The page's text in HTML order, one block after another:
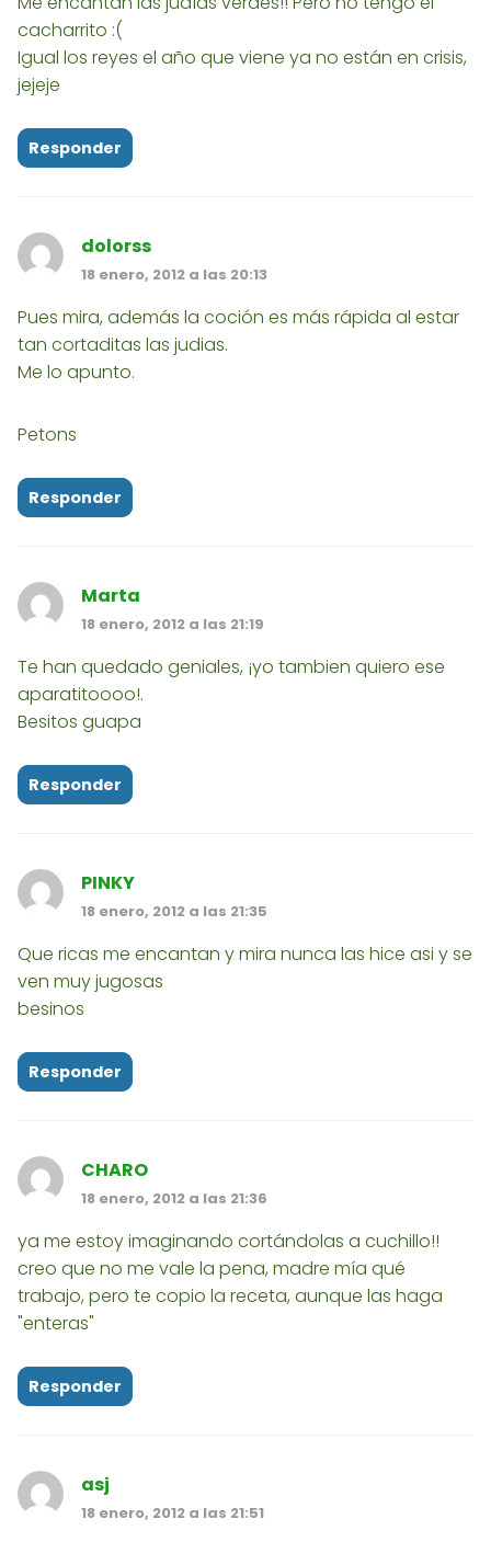
cacharrito :(
Igual los reyes el año que viene ya no están en crisis,
jejeje
Responder
dolorss
18 enero, 2012 a las 20:13
Pues mira, además la coción es más rápida al estar
tan cortaditas las judias.
Me lo apunto.
Petons
Responder
Marta
18 enero, 2012 a las 21:19
Te han quedado geniales, ¡yo tambien quiero ese
aparatitoooo!.
Besitos guapa
Responder
PINKY
18 enero, 2012 a las 21:35
Que ricas me encantan y mira nunca las hice asi y se
ven muy jugosas
besinos
Responder
CHARO
18 enero, 2012 a las 21:36
ya me estoy imaginando cortándolas a cuchillo!!
creo que no me vale la pena, madre mía qué
trabajo, pero te copio la receta, aunque las haga
"enteras"
Responder
asj
18 enero, 2012 a las 21:51